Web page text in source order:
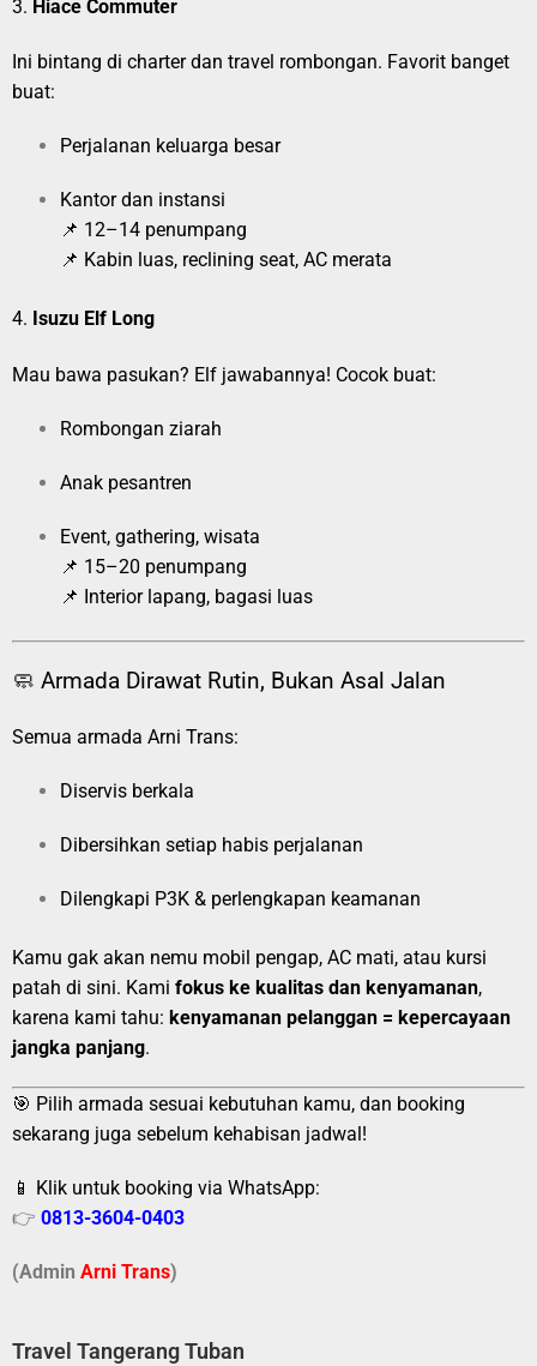
3. Hiace Commuter
Ini bintang di charter dan travel rombongan. Favorit banget
buat:
Perjalanan keluarga besar
Kantor dan instansi
📌 12–14 penumpang
📌 Kabin luas, reclining seat, AC merata
4. Isuzu Elf Long
Mau bawa pasukan? Elf jawabannya! Cocok buat:
Rombongan ziarah
Anak pesantren
Event, gathering, wisata
📌 15–20 penumpang
📌 Interior lapang, bagasi luas
🧼 Armada Dirawat Rutin, Bukan Asal Jalan
Semua armada Arni Trans:
Diservis berkala
Dibersihkan setiap habis perjalanan
Dilengkapi P3K & perlengkapan keamanan
Kamu gak akan nemu mobil pengap, AC mati, atau kursi
patah di sini. Kami fokus ke kualitas dan kenyamanan,
karena kami tahu: kenyamanan pelanggan = kepercayaan
jangka panjang.
🎯 Pilih armada sesuai kebutuhan kamu, dan booking
sekarang juga sebelum kehabisan jadwal!
📱 Klik untuk booking via WhatsApp:
👉 0813-3604-0403
(Admin Arni Trans)
Travel Tangerang Tuban